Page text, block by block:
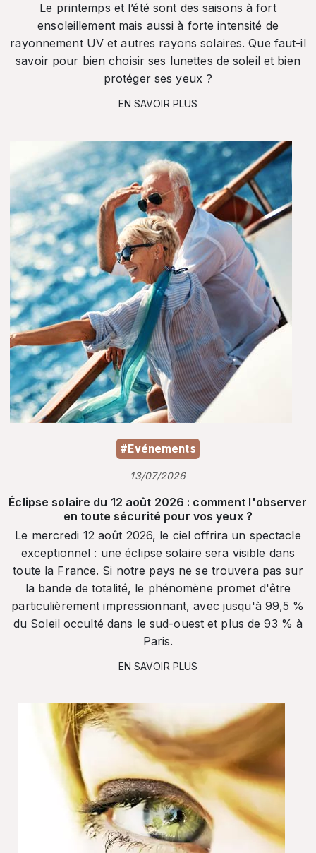
Le printemps et l’été sont des saisons à fort
ensoleillement mais aussi à forte intensité de
rayonnement UV et autres rayons solaires. Que faut-il
savoir pour bien choisir ses lunettes de soleil et bien
protéger ses yeux ?
EN SAVOIR PLUS
#Evénements
13/07/2026
Éclipse solaire du 12 août 2026 : comment l'observer
en toute sécurité pour vos yeux ?
Le mercredi 12 août 2026, le ciel offrira un spectacle
exceptionnel : une éclipse solaire sera visible dans
toute la France. Si notre pays ne se trouvera pas sur
la bande de totalité, le phénomène promet d'être
particulièrement impressionnant, avec jusqu'à 99,5 %
du Soleil occulté dans le sud-ouest et plus de 93 % à
Paris.
EN SAVOIR PLUS